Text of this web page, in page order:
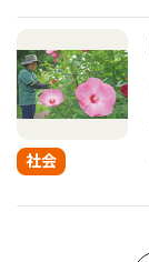
社会